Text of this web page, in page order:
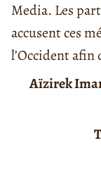
Media. Les
accusent ces
l’Occident afin
Aïzirek